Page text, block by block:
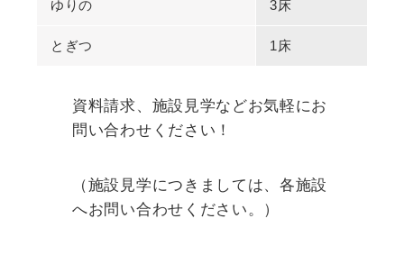
ゆりの 3床
とぎつ 1床
資料請求、施設見学などお気軽にお
問い合わせください！
（施設見学につきましては、各施設
へお問い合わせください。）